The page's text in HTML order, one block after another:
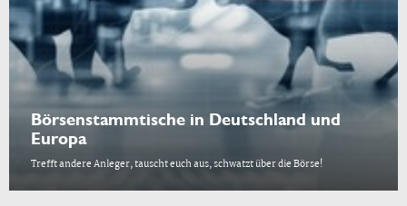
Börsenstammtische in Deutschland und
Europa
Trefft andere Anleger, tauscht euch aus, schwatzt über die Börse!